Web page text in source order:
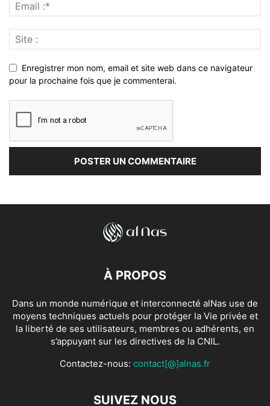
Enregistrer mon nom, email et site web dans ce navigateur
pour la prochaine fois que je commenterai.
À PROPOS
Dans un monde numérique et interconnecté alNas use de
moyens techniques actuels pour protéger la Vie privée et
la liberté de ses utilisateurs, membres ou adhérents, en
s’appuyant sur les directives de la CNIL.
Contactez-nous: contact[@]alnas.fr
SUIVEZ NOUS